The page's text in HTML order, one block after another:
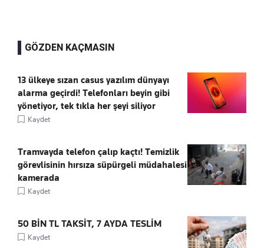
GÖZDEN KAÇMASIN
13 ülkeye sızan casus yazılım dünyayı
alarma geçirdi! Telefonları beyin gibi
yönetiyor, tek tıkla her şeyi siliyor
Kaydet
Tramvayda telefon çalıp kaçtı! Temizlik
görevlisinin hırsıza süpürgeli müdahalesi
kamerada
Kaydet
50 BİN TL TAKSİT, 7 AYDA TESLİM
Kaydet